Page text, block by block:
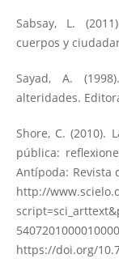
Sabsay, L.
cuerpos y
Sayad, A.
alteridades.
Shore, C. (2010).
pública:
Antípoda: Revista
http://
https://doi.org/